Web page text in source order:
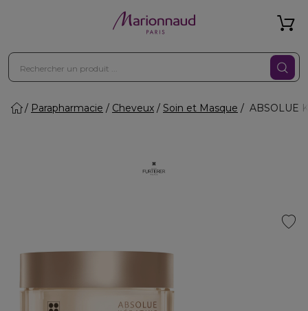
Parapharmacie Cheveux Soin et Masque ABSOLUE